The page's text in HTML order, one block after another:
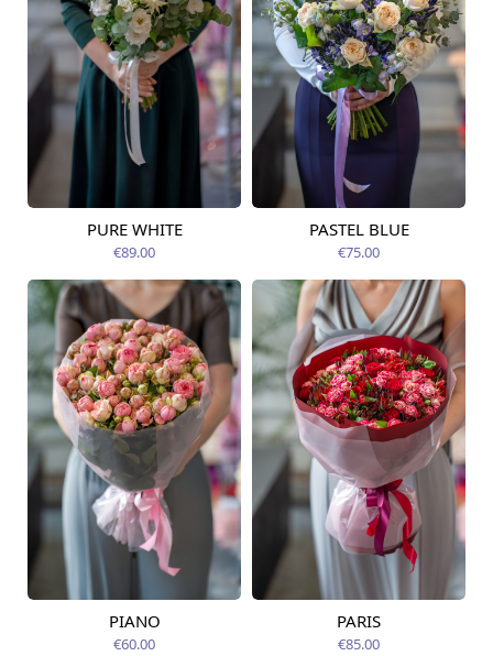
Pieejams šodien
PURE WHITE
€89.00
Pieejams šodien
PASTEL BLUE
€75.00
Pieejams šodien
PIANO
€60.00
Pieejams šodien
PARIS
€85.00